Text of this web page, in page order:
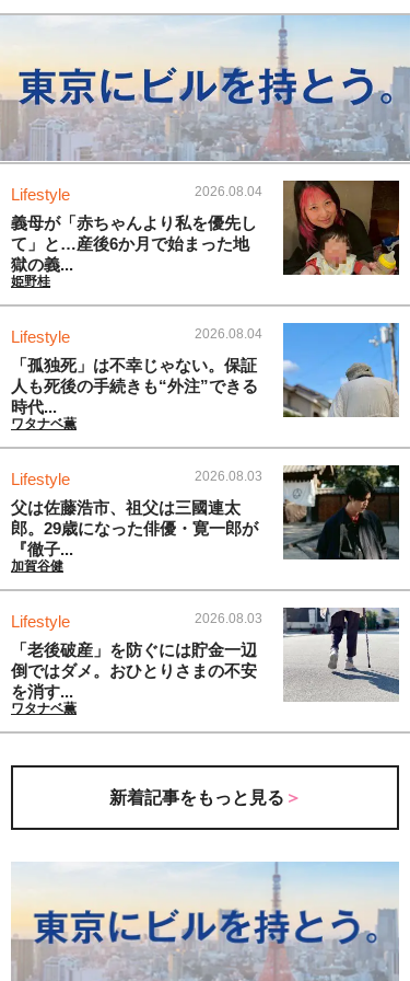
Lifestyle 2026.08.04
義母が「赤ちゃんより私を優先し
て」と…産後6か月で始まった地
獄の義...
姫野桂
Lifestyle 2026.08.04
「孤独死」は不幸じゃない。保証
人も死後の手続きも“外注”できる
時代...
ワタナベ薫
Lifestyle 2026.08.03
父は佐藤浩市、祖父は三國連太
郎。29歳になった俳優・寛一郎が
『徹子...
加賀谷健
Lifestyle 2026.08.03
「老後破産」を防ぐには貯金一辺
倒ではダメ。おひとりさまの不安
を消す...
ワタナベ薫
新着記事をもっと見る